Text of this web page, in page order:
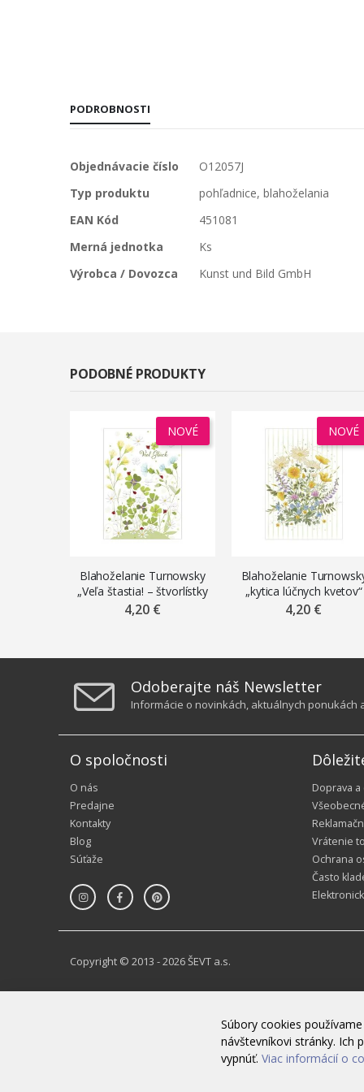
PODROBNOSTI
Viac
informácií
Objednávacie číslo
O12057J
Typ produktu
pohľadnice, blahoželania
EAN Kód
451081
Merná jednotka
Ks
Výrobca / Dovozca
Kunst und Bild GmbH
PODOBNÉ PRODUKTY
NOVÉ
Blahoželanie Turnowsky
„Veľa štastia! – štvorlístky
a lienky“
4,20 €
NOVÉ
Blahoželanie
„kytica lúčnych kvetov“
4,20 €
Odoberajte náš Newsletter
Informácie o novinkách, aktuálnych ponukách
O spoločnosti
O nás
Predajne
Kontakty
Blog
Súťaže
Doprava
Vrátenie
Ochrana
Často
Copyright © 2013 - 2026 ŠEVT a.s.
Súbory cookies
návštevníkovi stránky. Ich
vypnúť. Viac informácií o